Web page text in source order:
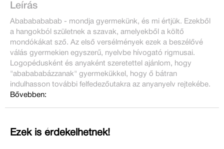
Leírás
Abababababab - mondja gyermekünk, és mi értjük. Ezekből
a hangokból születnek a szavak, amelyekből a költő
mondókákat sző. Az első versélmények ezek a beszélővé
válás gyermekien egyszerű, nyelvbe hívogató rigmusai.
Logopédusként és anyaként szeretettel ajánlom, hogy
"ababababázzanak" gyermekükkel, hogy ő bátran
indulhasson további felfedezőutakra az anyanyelv rejtekébe.
Bővebben:
Ezek is érdekelhetnek!